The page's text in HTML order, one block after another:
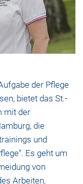
der Pflege
bietet das St.-
mit der
die
und
Es geht um
von
Arbeiten,